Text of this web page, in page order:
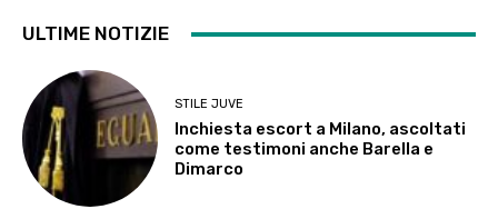
ULTIME NOTIZIE
STILE JUVE
Inchiesta escort a Milano, ascoltati
come testimoni anche Barella e
Dimarco